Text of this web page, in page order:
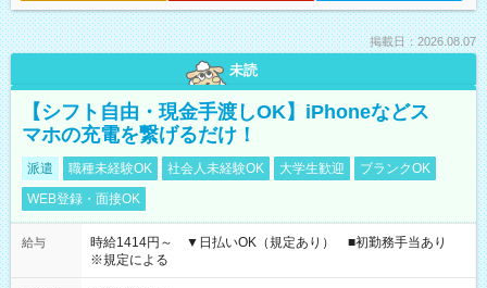
掲載日：2026.08.07
未読
【シフト自由・現金手渡しOK】iPhoneなどス
マホの充電を繋げるだけ！
派遣 職種未経験OK 社会人未経験OK 大学生歓迎
ブランクOK
WEB登録・面接OK
給与
時給1414円～ ▼日払いOK（規定あり） ■初勤務手当あり
※規定による